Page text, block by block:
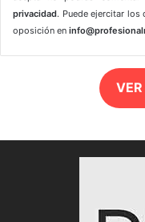
privacidad. Puede ejercitar los
oposición en